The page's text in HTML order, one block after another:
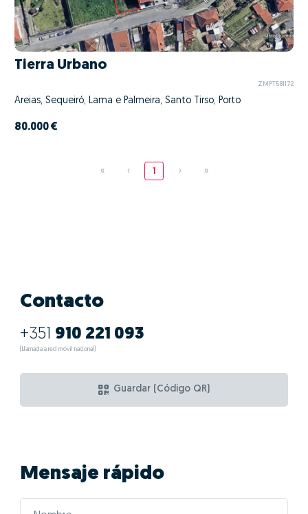
Tierra Urbano
ZMPT581172
Areias, Sequeiró, Lama e Palmeira, Santo Tirso, Porto
80.000 €
« ‹ 1 › »
Contacto
+351 910 221 093
(Llamada a red móvil nacional)
Guardar (Código QR)
Mensaje rápido